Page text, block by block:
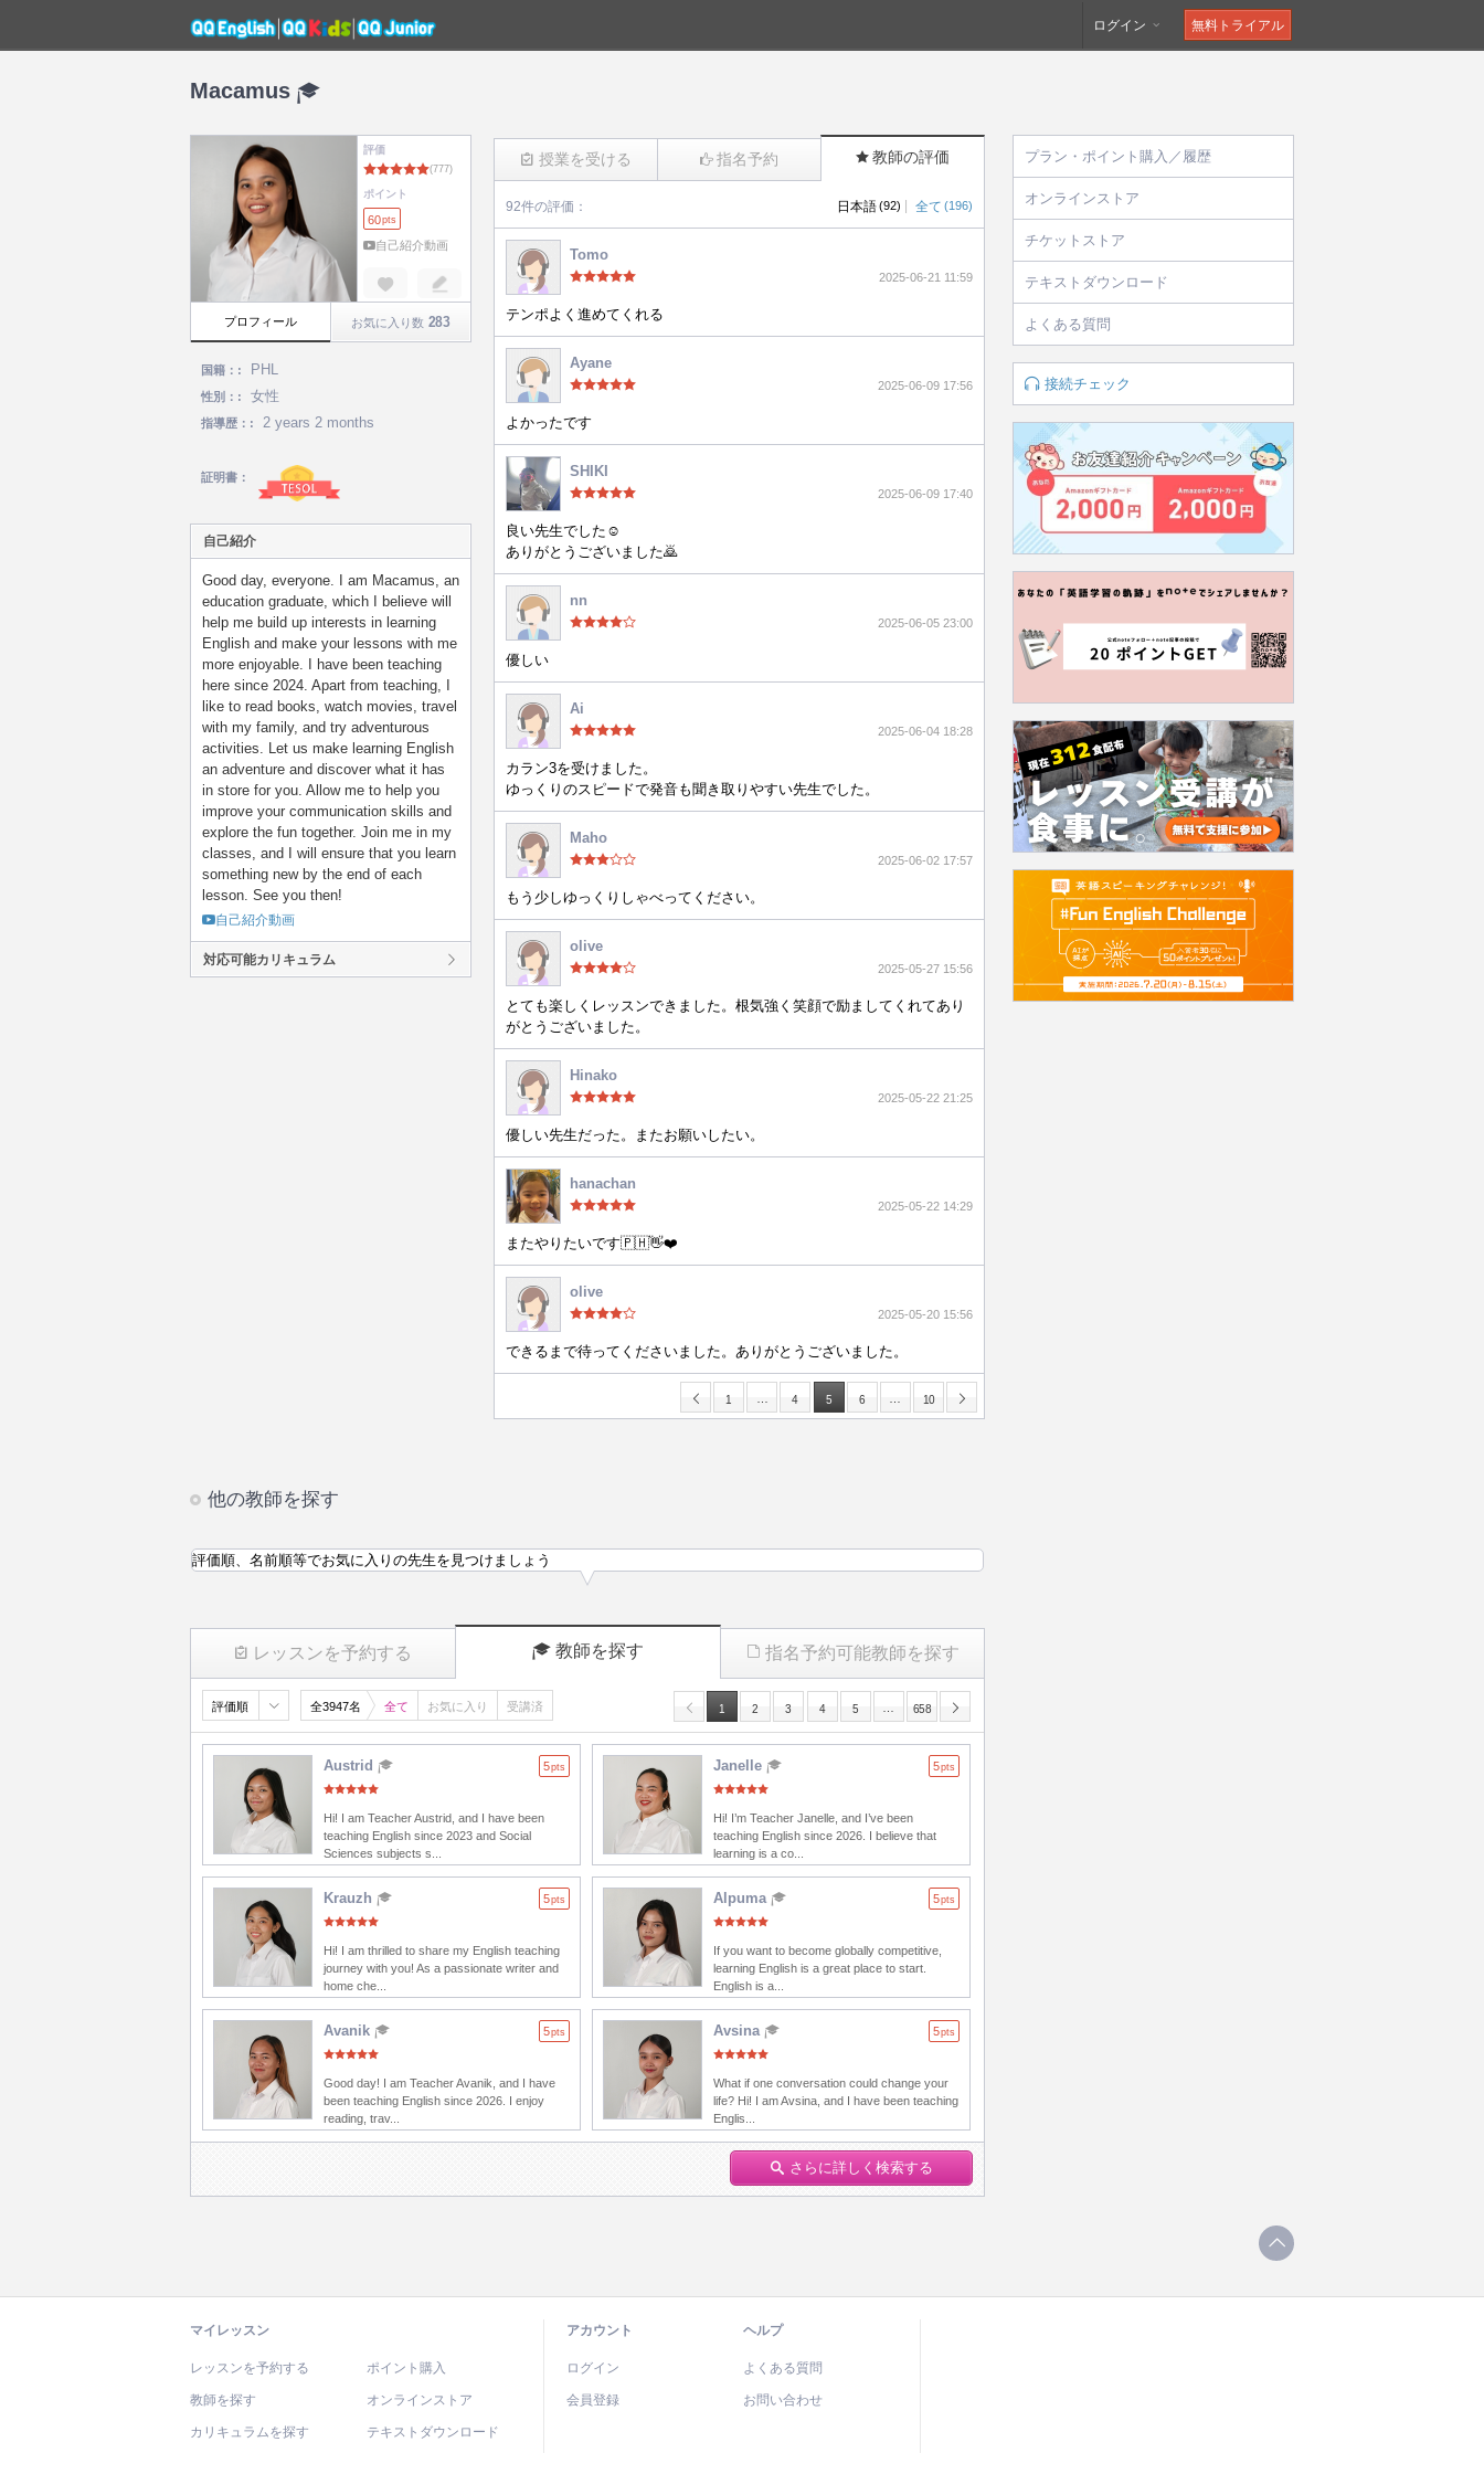
ログイン 無料トライアル
Macamus
評価
(777)
ポイント
60pts
自己紹介動画
プロフィール お気に入り数 283
国籍：: PHL
性別：: 女性
指導歴：: 2 years 2 months
証明書：
自己紹介
Good day, everyone. I am Macamus, an
education graduate, which I believe will
help me build up interests in learning
English and make your lessons with me
more enjoyable. I have been teaching
here since 2024. Apart from teaching, I
like to read books, watch movies, travel
with my family, and try adventurous
activities. Let us make learning English
an adventure and discover what it has
in store for you. Allow me to help you
improve your communication skills and
explore the fun together. Join me in my
classes, and I will ensure that you learn
something new by the end of each
lesson. See you then!
自己紹介動画
対応可能カリキュラム
授業を受ける 指名予約 教師の評価
92件の評価： 日本語(92) | 全て (196)
Tomo
2025-06-21 11:59
テンポよく進めてくれる
Ayane
2025-06-09 17:56
よかったです
SHIKI
2025-06-09 17:40
良い先生でした☺️
ありがとうございました🙇
nn
2025-06-05 23:00
優しい
Ai
2025-06-04 18:28
カラン3を受けました。
ゆっくりのスピードで発音も聞き取りやすい先生でした。
Maho
2025-06-02 17:57
もう少しゆっくりしゃべってください。
olive
2025-05-27 15:56
とても楽しくレッスンできました。根気強く笑顔で励ましてくれてあり
がとうございました。
Hinako
2025-05-22 21:25
優しい先生だった。またお願いしたい。
hanachan
2025-05-22 14:29
またやりたいです🇵🇭👋❤️
olive
2025-05-20 15:56
できるまで待ってくださいました。ありがとうございました。
1 4 5 6 10
他の教師を探す
レッスンを予約する 教師を探す 指名予約可能教師を探す
評価順、名前順等でお気に入りの先生を見つけましょう
評価順 全3947名 全て お気に入り 受講済 1 2 3 4 5 658
Austrid 5pts
Hi! I am Teacher Austrid, and I have been
teaching English since 2023 and Social
Sciences subjects s...
Janelle 5pts
Hi! I’m Teacher Janelle, and I’ve been
teaching English since 2026. I believe that
learning is a co...
Krauzh 5pts
Hi! I am thrilled to share my English teaching
journey with you! As a passionate writer and
home che...
Alpuma 5pts
If you want to become globally competitive,
learning English is a great place to start.
English is a...
Avanik 5pts
Good day! I am Teacher Avanik, and I have
been teaching English since 2026. I enjoy
reading, trav...
Avsina 5pts
What if one conversation could change your
life? Hi! I am Avsina, and I have been teaching
Englis...
さらに詳しく検索する
プラン・ポイント購入／履歴
オンラインストア
チケットストア
テキストダウンロード
よくある質問
接続チェック
マイレッスン
レッスンを予約する ポイント購入
教師を探す オンラインストア
カリキュラムを探す テキストダウンロード
アカウント
ログイン
会員登録
ヘルプ
よくある質問
お問い合わせ